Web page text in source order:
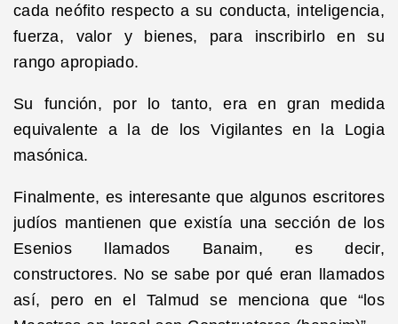
cada neófito respecto a su conducta, inteligencia,
fuerza, valor y bienes, para inscribirlo en su
rango apropiado.
Su función, por lo tanto, era en gran medida
equivalente a la de los Vigilantes en la Logia
masónica.
Finalmente, es interesante que algunos escritores
judíos mantienen que existía una sección de los
Esenios llamados Banaim, es decir,
constructores. No se sabe por qué eran llamados
así, pero en el Talmud se menciona que “los